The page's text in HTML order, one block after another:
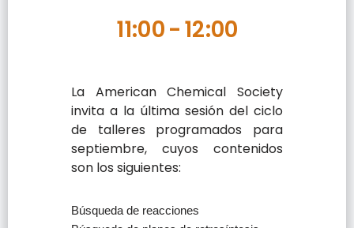
11:00-12:00
La American Chemical Society
invita a la última sesión del ciclo
de talleres programados para
septiembre, cuyos contenidos
son los siguientes:
Búsqueda de reacciones